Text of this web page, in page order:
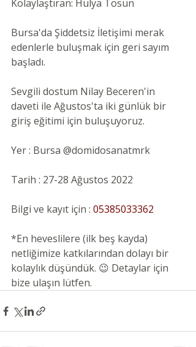
Kolaylaştıran: Hülya Tosun
Bursa'da Şiddetsiz İletişimi merak
edenlerle buluşmak için geri sayım
başladı.
Sevgili dostum Nilay Beceren'in
daveti ile Ağustos'ta iki günlük bir
giriş eğitimi için buluşuyoruz.
Yer : Bursa @domidosanatmrk
Tarih : 27-28 Ağustos 2022
Bilgi ve kayıt için : 05385033362
*En heveslilere (ilk beş kayda)
netliğimize katkılarından dolayı bir
kolaylık düşündük. 😉 Detaylar için
bize ulaşın lütfen.